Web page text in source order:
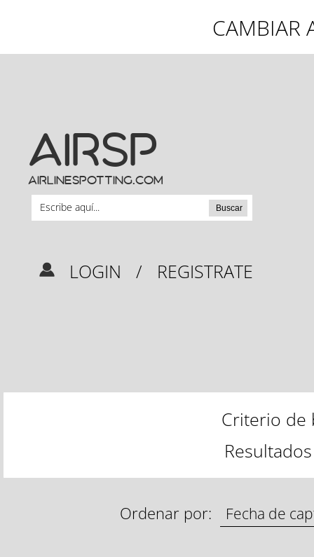
CAMBIAR
AIRSP
airlinespotting.com
Buscar
LOGIN / REGISTRATE
Criterio
Ordenar por: